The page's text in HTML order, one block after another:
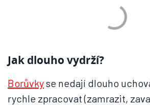
Jak dlouho vydrží?
Borůvkyse nedají dlouho
rychle zpracovat (zamrazit,